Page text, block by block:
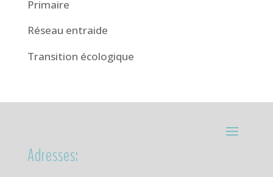
Primaire
Réseau entraide
Transition écologique
Adresses: